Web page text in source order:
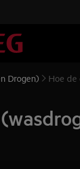
en Drogen) Hoe de